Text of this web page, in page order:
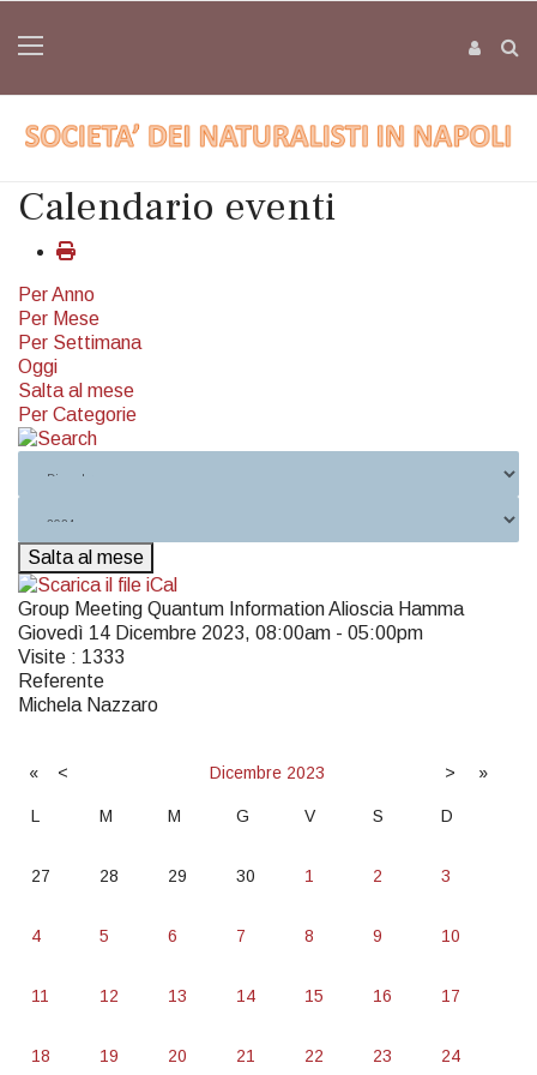
Calendario eventi
Per Anno
Per Mese
Per Settimana
Oggi
Salta al mese
Per Categorie
Salta al mese
Group Meeting Quantum Information Alioscia Hamma
Giovedì 14 Dicembre 2023, 08:00am - 05:00pm
Visite : 1333
Referente
Michela Nazzaro
« < Dicembre 2023 > »
L M M G V S D
27 28 29 30 1 2 3
4 5 6 7 8 9 10
11 12 13 14 15 16 17
18 19 20 21 22 23 24